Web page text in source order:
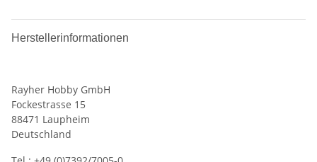
Herstellerinformationen
Rayher Hobby GmbH
Fockestrasse 15
88471 Laupheim
Deutschland